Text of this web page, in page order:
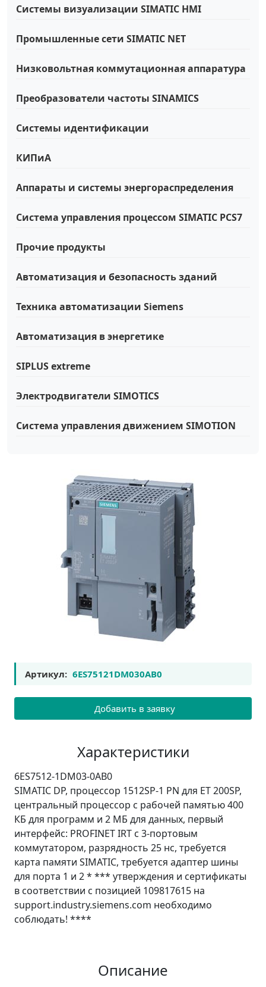
Системы визуализации SIMATIC HMI
Промышленные сети SIMATIC NET
Низковольтная коммутационная аппаратура
Преобразователи частоты SINAMICS
Системы идентификации
КИПиА
Аппараты и системы энергораспределения
Система управления процессом SIMATIC PCS7
Прочие продукты
Автоматизация и безопасность зданий
Техника автоматизации Siemens
Автоматизация в энергетике
SIPLUS extreme
Электродвигатели SIMOTICS
Система управления движением SIMOTION
Артикул: 6ES75121DM030AB0
Добавить в заявку
Характеристики
6ES7512-1DM03-0AB0
SIMATIC DP, процессор 1512SP-1 PN для ET 200SP,
центральный процессор с рабочей памятью 400
КБ для программ и 2 МБ для данных, первый
интерфейс: PROFINET IRT с 3-портовым
коммутатором, разрядность 25 нс, требуется
карта памяти SIMATIC, требуется адаптер шины
для порта 1 и 2 * *** утверждения и сертификаты
в соответствии с позицией 109817615 на
support.industry.siemens.com необходимо
соблюдать! ****
Описание